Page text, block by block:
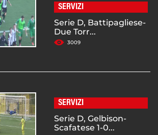
SERVIZI
Serie D, Battipagliese-
Due Torr...
3009
SERVIZI
Serie D, Gelbison-
Scafatese 1-0...